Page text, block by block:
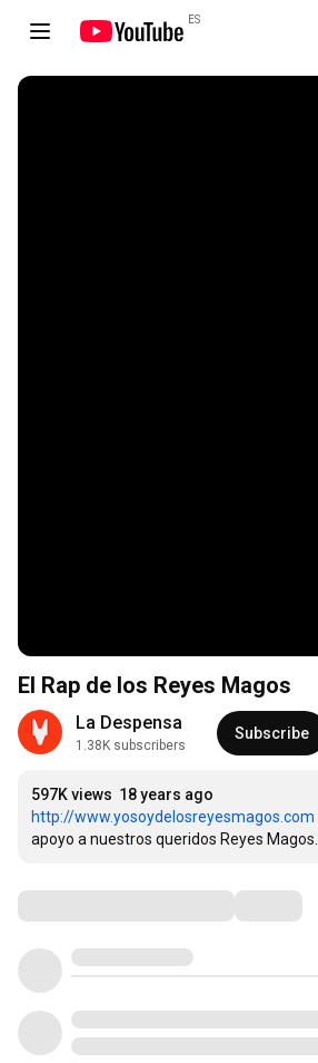
ES
El Rap de los Reyes Magos
La Despensa
1.38K subscribers
Subscribe
597K views 18 years ago
http://www.yosoydelosreyesmagos.com
apoyo a nuestros queridos Reyes Magos.